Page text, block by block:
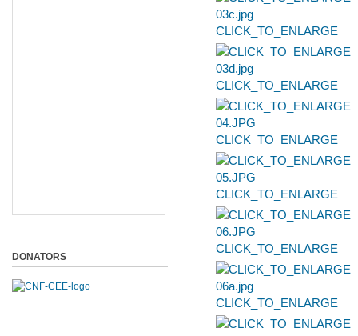
CLICK_TO_ENLARGE
CLICK_TO_ENLARGE
CLICK_TO_ENLARGE
CLICK_TO_ENLARGE
CLICK_TO_ENLARGE
CLICK_TO_ENLARGE
DONATORS